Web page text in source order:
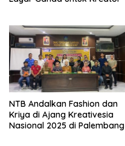
NTB Andalkan Fashion dan
Kriya di Ajang Kreativesia
Nasional 2025 di Palembang